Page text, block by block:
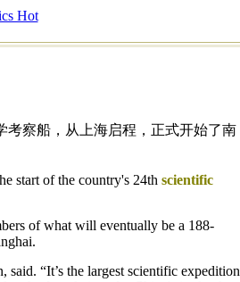
Hot
考察船，从上海启程，正式开始了南
start of the country's 24th scientific
of what will eventually be a 188-
“It’s the largest scientific expedition